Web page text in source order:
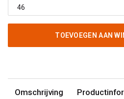
TOEVOEGEN AAN
Omschrijving